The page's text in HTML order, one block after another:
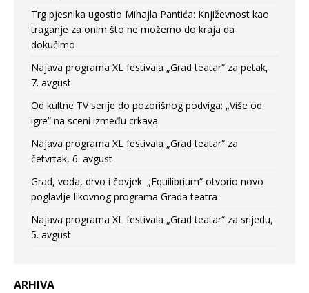
Trg pjesnika ugostio Mihajla Pantića: Književnost kao
traganje za onim što ne možemo do kraja da
dokučimo
Najava programa XL festivala „Grad teatar“ za petak,
7. avgust
Od kultne TV serije do pozorišnog podviga: „Više od
igre” na sceni između crkava
Najava programa XL festivala „Grad teatar“ za
četvrtak, 6. avgust
Grad, voda, drvo i čovjek: „Equilibrium“ otvorio novo
poglavlje likovnog programa Grada teatra
Najava programa XL festivala „Grad teatar“ za srijedu,
5. avgust
ARHIVA